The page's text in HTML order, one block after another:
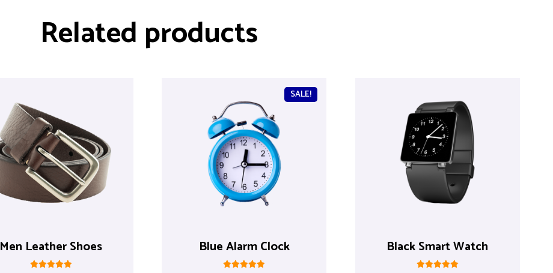
Related products
Men Leather Shoes
SALE!
Blue Alarm Clock Black Smart Watch